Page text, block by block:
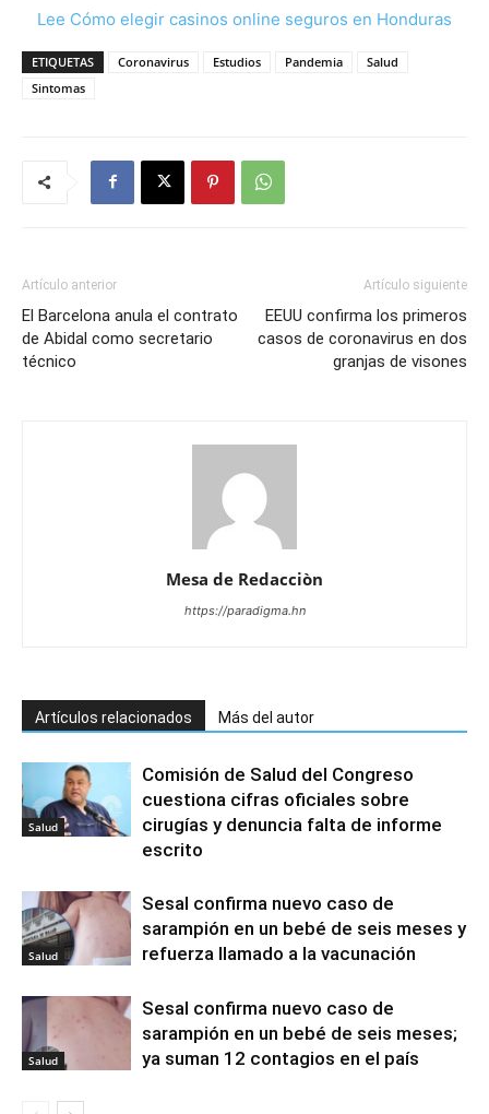
Lee Cómo elegir casinos online seguros en Honduras
ETIQUETAS Coronavirus Estudios Pandemia
Salud
Sintomas
Artículo anterior
El Barcelona anula el contrato
de Abidal como secretario
técnico
Artículo siguiente
EEUU confirma los primeros
casos de coronavirus en dos
granjas de visones
Mesa de Redacciòn
https://paradigma.hn
Artículos relacionados Más del autor
Salud
Comisión de Salud del Congreso
cuestiona cifras oficiales sobre
cirugías y denuncia falta de informe
escrito
Salud
Sesal confirma nuevo caso de
sarampión en un bebé de seis meses y
refuerza llamado a la vacunación
Salud
Sesal confirma nuevo caso de
sarampión en un bebé de seis meses;
ya suman 12 contagios en el país